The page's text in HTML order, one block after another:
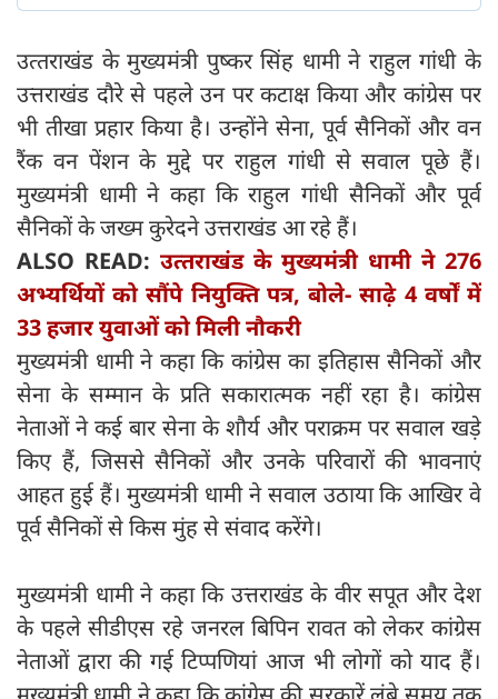
उत्‍तराखंड के मुख्यमंत्री पुष्कर सिंह धामी ने राहुल गांधी के
उत्तराखंड दौरे से पहले उन पर कटाक्ष किया और कांग्रेस पर
भी तीखा प्रहार किया है। उन्होंने सेना, पूर्व सैनिकों और वन
रैंक वन पेंशन के मुद्दे पर राहुल गांधी से सवाल पूछे हैं।
मुख्यमंत्री धामी ने कहा कि राहुल गांधी सैनिकों और पूर्व
सैनिकों के जख्म कुरेदने उत्तराखंड आ रहे हैं।
ALSO READ: उत्‍तराखंड के मुख्यमंत्री धामी ने 276
अभ्यर्थियों को सौंपे नियुक्ति पत्र, बोले- साढ़े 4 वर्षों में
33 हजार युवाओं को मिली नौकरी
मुख्यमंत्री धामी ने कहा कि कांग्रेस का इतिहास सैनिकों और
सेना के सम्मान के प्रति सकारात्मक नहीं रहा है। कांग्रेस
नेताओं ने कई बार सेना के शौर्य और पराक्रम पर सवाल खड़े
किए हैं, जिससे सैनिकों और उनके परिवारों की भावनाएं
आहत हुई हैं। मुख्यमंत्री धामी ने सवाल उठाया कि आखिर वे
पूर्व सैनिकों से किस मुंह से संवाद करेंगे।
मुख्यमंत्री धामी ने कहा कि उत्तराखंड के वीर सपूत और देश
के पहले सीडीएस रहे जनरल बिपिन रावत को लेकर कांग्रेस
नेताओं द्वारा की गई टिप्पणियां आज भी लोगों को याद हैं।